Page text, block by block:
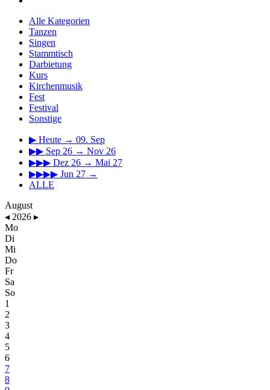
Alle Kategorien
Tanzen
Singen
Stammtisch
Darbietung
Kurs
Kirchenmusik
Fest
Festival
Sonstige
▶ Heute → 09. Sep
▶▶ Sep 26 → Nov 26
▶▶▶ Dez 26 → Mai 27
▶▶▶▶ Jun 27 →
ALLE
August
◂ 2026 ▸
Mo
Di
Mi
Do
Fr
Sa
So
1
2
3
4
5
6
7
8